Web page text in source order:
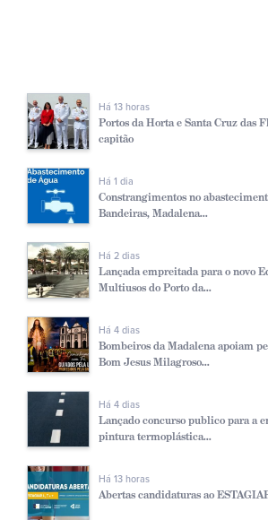
Há 13 horas
Portos da Horta e Santa Cruz das
capitão
Há 1 dia
Constrangimentos no
Bandeiras, Madalena...
Há 2 dias
Lançada empreitada para o novo
Multiusos do Porto da...
Há 4 dias
Bombeiros da Madalena apoiam
Bom Jesus Milagroso...
Há 4 dias
Lançado concurso publico para a
pintura termoplástica...
Há 13 horas
Abertas candidaturas ao